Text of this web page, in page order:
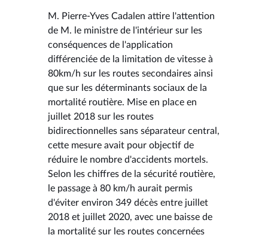
M. Pierre-Yves Cadalen attire l'attention
de M. le ministre de l'intérieur sur les
conséquences de l'application
différenciée de la limitation de vitesse à
80km/h sur les routes secondaires ainsi
que sur les déterminants sociaux de la
mortalité routière. Mise en place en
juillet 2018 sur les routes
bidirectionnelles sans séparateur central,
cette mesure avait pour objectif de
réduire le nombre d'accidents mortels.
Selon les chiffres de la sécurité routière,
le passage à 80 km/h aurait permis
d'éviter environ 349 décès entre juillet
2018 et juillet 2020, avec une baisse de
la mortalité sur les routes concernées